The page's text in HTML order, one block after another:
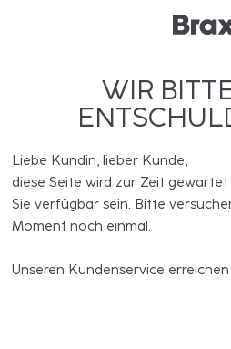
WIR
Liebe Kundin, lieber Kunde,
diese Seite wird zur Zeit
Sie verfügbar sein. Bitte
Moment noch einmal.
Unseren Kundenservice